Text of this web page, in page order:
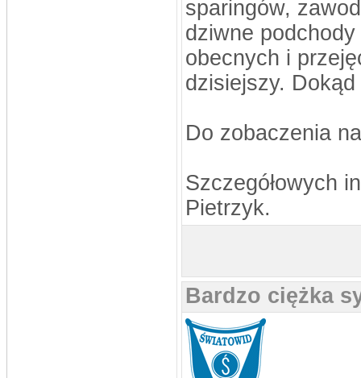
sparingów,
dziwne
obecnych i
dzisiejszy.
Do zobaczenia
Szczegółowych
Pietrzyk.
Bardzo ciężka